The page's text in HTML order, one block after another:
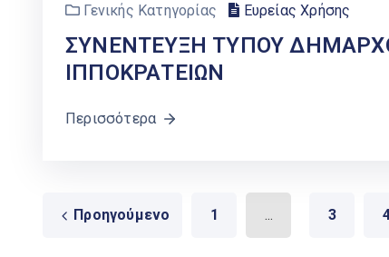
Γενικής Κατηγορίας
Ευρείας Χρήσης
ΣΥΝΕΝΤΕΥΞΗ ΤΥΠΟΥ
ΙΠΠΟΚΡΑΤΕΙΩΝ
Περισσότερα
Προηγούμενο 1 ... 3